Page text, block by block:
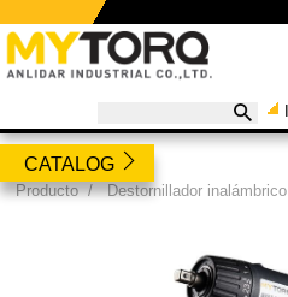
CATALOG
Producto/Destornillador inalámbrico